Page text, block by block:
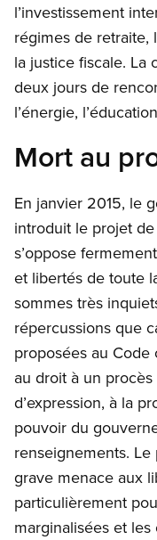
l’investissement
régimes de retraite,
la justice fiscale.
deux jours de
l’énergie,
Mort au
En janvier 2015, le
introduit le projet
s’oppose
et libertés de toute
sommes très
répercussions que
proposées au Code
au droit à un
d’expression, à la
pouvoir du
renseignements.
grave menace aux
particulièrement
marginalisées et